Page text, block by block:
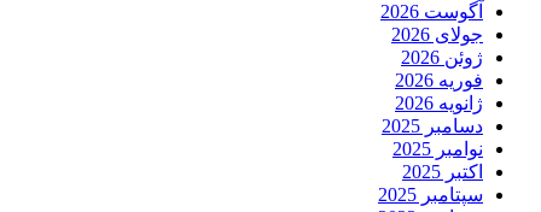
آگوست 2026
جولای 2026
ژوئن 2026
فوریه 2026
ژانویه 2026
دسامبر 2025
نوامبر 2025
اکتبر 2025
سپتامبر 2025